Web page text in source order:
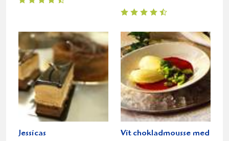
Jessicas
Vit chokladmousse med